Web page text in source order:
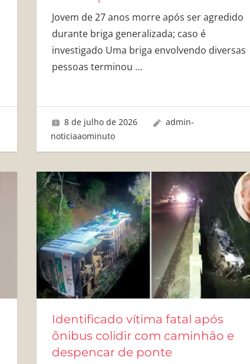
Jovem de 27 anos morre após ser agredido
durante briga generalizada; caso é
investigado Uma briga envolvendo diversas
pessoas terminou …
8 de julho de 2026
admin-
noticiaaominuto
Identificado vítima fatal após
ônibus colidir com caminhão e
despencar de ponte